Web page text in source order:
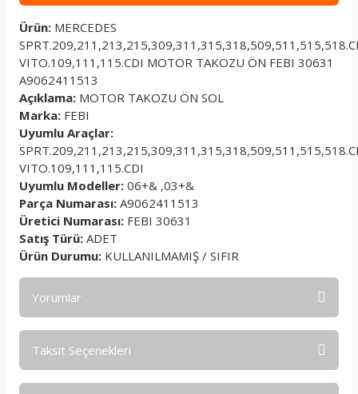
Ürün: MERCEDES
VITO.109,111,115.CDI MOTOR TAKOZU ÖN FEBI 30631
A9062411513
Açıklama: MOTOR TAKOZU ÖN SOL
Marka: FEBI
Uyumlu Araçlar:
VITO.109,111,115.CDI
Uyumlu Modeller: 06+& ,03+&
Parça Numarası: A9062411513
Üretici Numarası: FEBI 30631
Satış Türü: ADET
Ürün Durumu: KULLANILMAMIŞ / SIFIR
Yorumlar
Taksit Seçenekleri